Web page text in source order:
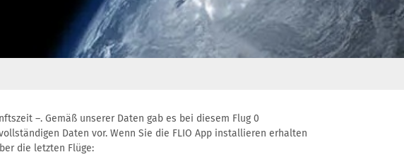
–. Gemäß unserer Daten gab es bei diesem Flug 0
Daten vor. Wenn Sie die FLIO App installieren erhalten
die letzten Flüge: